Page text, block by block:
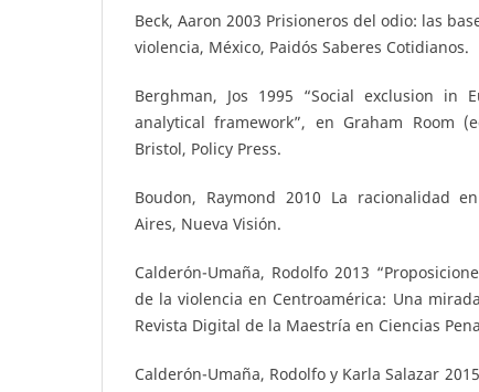
Beck, Aaron 2003 Prisioneros del odio: las
violencia, México, Paidós Saberes Cotidianos.
Berghman, Jos 1995 “Social exclusion in
analytical framework”, en Graham Room
Bristol, Policy Press.
Boudon, Raymond 2010 La racionalidad
Aires, Nueva Visión.
Calderón-Umaña, Rodolfo 2013
de la violencia en Centroamérica: Una
Revista Digital de la Maestría en Ciencias
Calderón-Umaña, Rodolfo y Karla Salazar